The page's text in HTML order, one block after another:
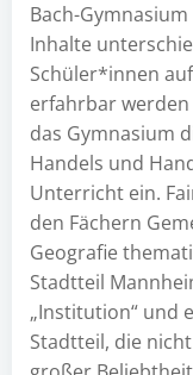
Bach-
Inhalte
Schüler*innen
erfahrbar werden
das Gymnasium
Handels und
Unterricht ein.
den Fächern
Geografie
Stadtteil
„Institution“ und
Stadtteil, die